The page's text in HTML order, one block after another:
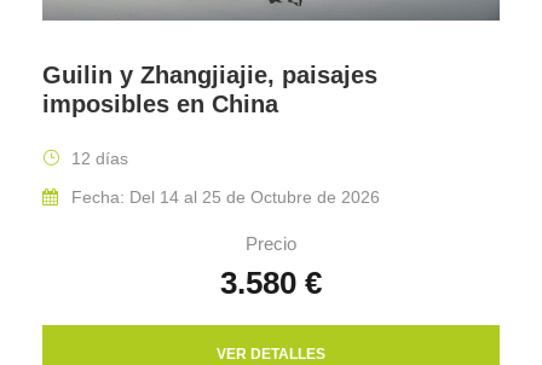
Guilin y Zhangjiajie, paisajes
imposibles en China
12 días
Fecha: Del 14 al 25 de Octubre de 2026
Precio
3.580 €
VER DETALLES